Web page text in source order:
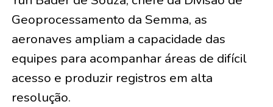
Geoprocessamento da Semma, as
aeronaves ampliam a capacidade das
equipes para acompanhar áreas de difícil
acesso e produzir registros em alta
resolução.